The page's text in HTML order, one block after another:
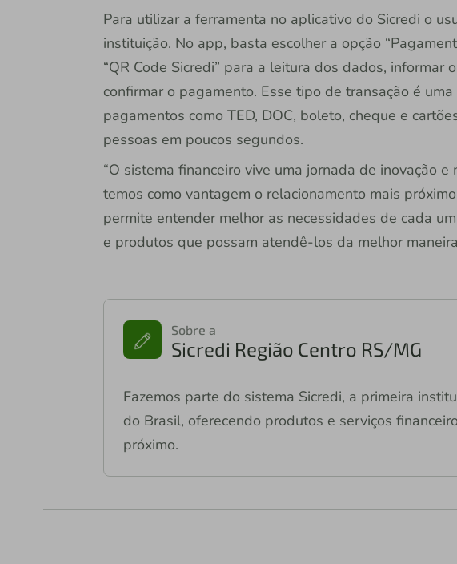
Para utilizar a ferramenta no aplicativo do Sicredi o
instituição. No app, basta escolher a opção
“QR Code Sicredi” para a leitura dos dados, informar
confirmar o pagamento. Esse tipo de transação é
pagamentos como TED, DOC, boleto, cheque e
pessoas em poucos segundos.
“O sistema financeiro vive uma jornada de inovação
temos como vantagem o relacionamento mais
permite entender melhor as necessidades de cada
e produtos que possam atendê-los da melhor
Sobre a
Sicredi Região Centro RS/MG
Fazemos parte do sistema Sicredi, a primeira
do Brasil, oferecendo produtos e serviços
próximo.